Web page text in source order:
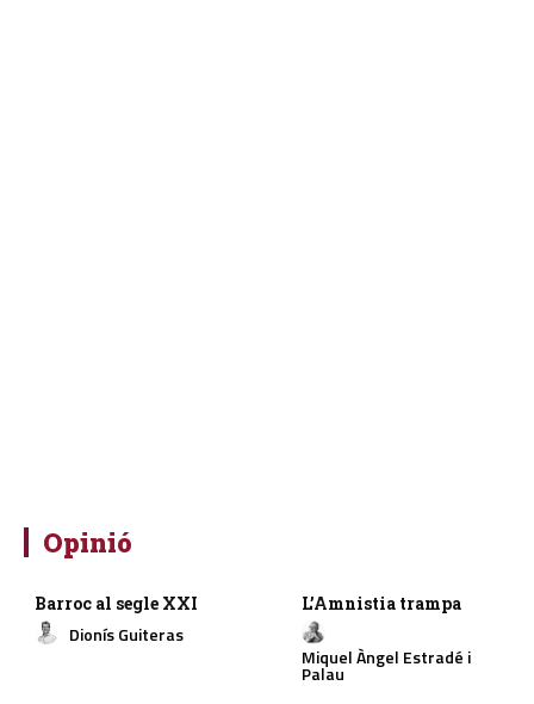
Opinió
Barroc al segle XXI
Dionís Guiteras
L’Amnistia trampa
Miquel Àngel Estradé i
Palau